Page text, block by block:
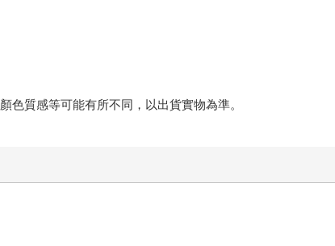
質感等可能有所不同，以出貨實物為準。